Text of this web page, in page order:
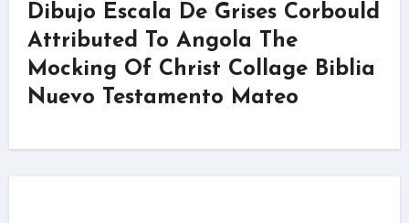
Dibujo Escala De Grises Corbould
Attributed To Angola The
Mocking Of Christ Collage Biblia
Nuevo Testamento Mateo